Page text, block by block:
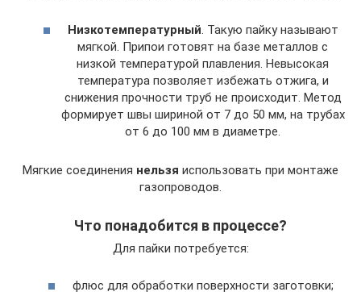
Низкотемпературный . Такую пайку называют
мягкой. Припои готовят на базе металлов с
низкой температурой плавления. Невысокая
температура позволяет избежать отжига, и
снижения прочности труб не происходит. Метод
формирует швы шириной от 7 до 50 мм, на трубах
от 6 до 100 мм в диаметре.
Мягкие соединения нельзя использовать при монтаже
газопроводов.
Что понадобится в процессе?
Для пайки потребуется:
флюс для обработки поверхности заготовки;